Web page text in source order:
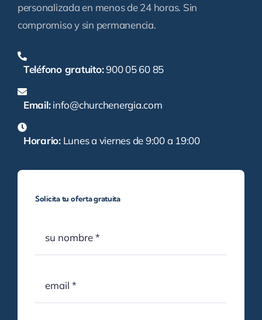
personalizada en menos de 24 horas. Sin
compromiso y sin permanencia.
Teléfono gratuito:900 05 60 85
Email:info@churchenergia.com
Horario:Lunes a viernes de 9:00 a 19:00
Solicita tu oferta gratuita